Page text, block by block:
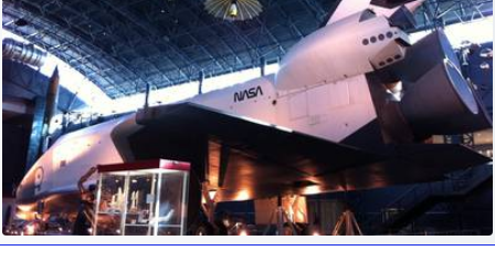
fox_50 : Bonjour, certains parmis vous étaient-ils présent au
meeting de Lann Bihoué de 2026 ?
cachée dans les pins: Coucou et excellente année 2026 à tous et
au site!
jericho: Bonne année et tous mes meilleurs voeux à tous pour
2026 !
little boy: je vous souhaite un bon réveillon pour cette nouvelle
année!
jericho: Merci D9pouces, à mon tour de souhaiter un Joyeux Noël